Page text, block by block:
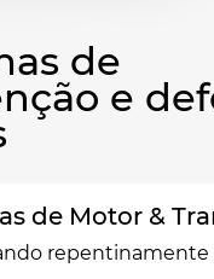
de
e
de Motor &
repentinamente